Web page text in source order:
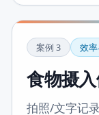
案例 3 效
食物摄
拍照/文字记